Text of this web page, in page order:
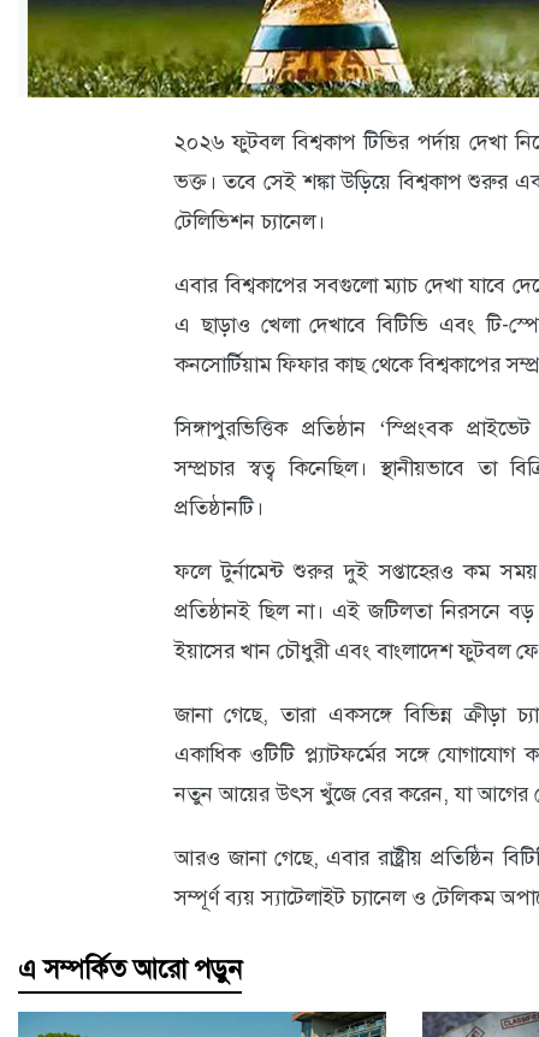
ক্যারিয়ার
তথ্যপ্রযুক্তি
২০২৬ ফুটবল বিশ্বকাপ টিভির পর্দায় দেখা
ভক্ত। তবে সেই শঙ্কা উড়িয়ে বিশ্বকাপ শুরুর
টেলিভিশন চ্যানেল।
এবার বিশ্বকাপের সবগুলো ম্যাচ দেখা যাবে
এ ছাড়াও খেলা দেখাবে বিটিভি এবং টি-
কনসোর্টিয়াম ফিফার কাছ থেকে বিশ্বকাপের
সিঙ্গাপুরভিত্তিক প্রতিষ্ঠান ‘স্প্রিংবক
সম্প্রচার স্বত্ব কিনেছিল। স্থানীয়ভাবে তা
প্রতিষ্ঠানটি।
ফলে টুর্নামেন্ট শুরুর দুই সপ্তাহেরও কম সময়
প্রতিষ্ঠানই ছিল না। এই জটিলতা নিরসনে
ইয়াসের খান চৌধুরী এবং বাংলাদেশ ফুটবল
জানা গেছে, তারা একসঙ্গে বিভিন্ন ক্রীড়া
একাধিক ওটিটি প্ল্যাটফর্মের সঙ্গে
নতুন আয়ের উৎস খুঁজে বের করেন, যা আগের
আরও জানা গেছে, এবার রাষ্ট্রীয় প্রতিষ্ঠিন
সম্পূর্ণ ব্যয় স্যাটেলাইট চ্যানেল ও টেলিকম
এ সম্পর্কিত আরো পড়ুন